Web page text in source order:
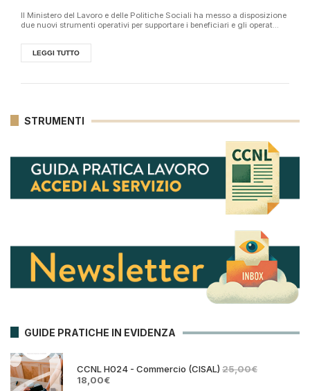
Il Ministero del Lavoro e delle Politiche Sociali ha messo a disposizione
due nuovi strumenti operativi per supportare i beneficiari e gli operat...
LEGGI TUTTO
STRUMENTI
GUIDE PRATICHE IN EVIDENZA
CCNL H024 - Commercio (CISAL) 25,00€
Il18,00€Il